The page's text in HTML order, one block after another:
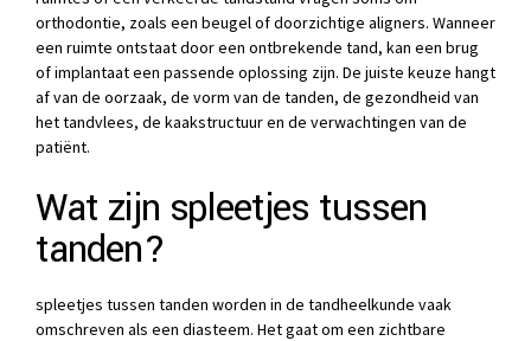
orthodontie, zoals een beugel of doorzichtige aligners. Wanneer
een ruimte ontstaat door een ontbrekende tand, kan een brug
of implantaat een passende oplossing zijn. De juiste keuze hangt
af van de oorzaak, de vorm van de tanden, de gezondheid van
het tandvlees, de kaakstructuur en de verwachtingen van de
patiënt.
Wat zijn spleetjes tussen
tanden?
spleetjes tussen tanden worden in de tandheelkunde vaak
omschreven als een diasteem. Het gaat om een zichtbare